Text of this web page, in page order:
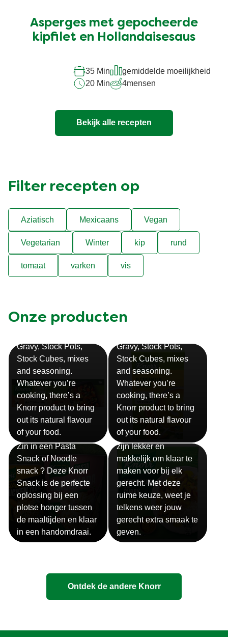
voor
deze
Asperges met gepocheerde
kipfilet en Hollandaisesaus
35 Min
gemiddelde moeilijkheid
20 Min
4mensen
Bekijk alle recepten
Filter recepten op
Aziatisch Mexicaans Vegan
Vegetarian Winter kip rund
tomaat varken vis
Onze producten
Gravy, Stock Pots,
Stock Cubes, mixes
and seasoning.
Whatever you’re
cooking, there’s a
Knorr product to bring
out its natural flavour
of your food.
Gravy, Stock Pots,
Stock Cubes, mixes
and seasoning.
Whatever you’re
cooking, there’s a
Knorr product to bring
out its natural flavour
of your food.
Snackpots
Zin in een Pasta
Snack of Noodle
snack ? Deze Knorr
Snack is de perfecte
oplossing bij een
plotse honger tussen
de maaltijden en klaar
in een handomdraai.
Sauzen
Onze Knorr sauzen
zijn lekker en
makkelijk om klaar te
maken voor bij elk
gerecht. Met deze
ruime keuze, weet je
telkens weer jouw
gerecht extra smaak te
geven.
Ontdek de andere Knorr